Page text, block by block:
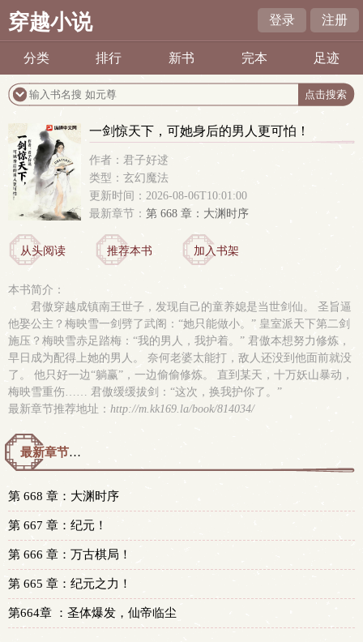
穿越小说 登录 注册
分类 排行 新书 完本 足迹
一剑惊天下，可她身后的男人更可怕！
作者：君子好逑
类型：玄幻魔法
更新时间：2026-08-06T10:01:00
最新章节： 第 668 章：大渊时序
从头阅读 推荐本书 加入书架
本书简介：
君傲穿越成镇南王世子，发现自己的童养媳是当世剑仙。 圣旨逼
他娶公主？梅映雪一剑劈了武阁：“她只能做小。” 皇室派天下第二剑
施压？梅映雪赤足踏梅：“我的男人，我护着。” 君傲本想努力修炼，
早日成为配得上她的男人。 奈何老婆太能打，敌人还没到他面前就没
了。 他只好一边“躺赢”，一边偷偷修炼。 直到某天，十万妖山暴动，
梅映雪重伤…… 君傲缓缓拔剑：“这次，换我护你了。”
最新章节推荐地址： http://m.kk169.la/book/814034/
最新章节预览 更新时间：2026-08-06T10:01:00
第 668 章：大渊时序
第 667 章：纪元！
第 666 章：万古棋局！
第 665 章：纪元之力！
第664章 ：圣体爆发，仙帝临尘